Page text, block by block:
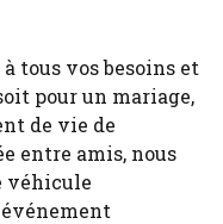
à tous vos besoins et
pour un mariage,
de vie de
entre amis, nous
véhicule